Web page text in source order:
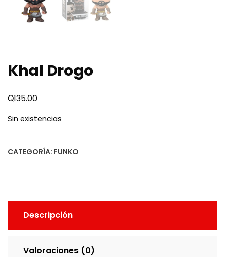
Khal Drogo
Q135.00
Sin existencias
CATEGORÍA: FUNKO
Descripción
Valoraciones (0)